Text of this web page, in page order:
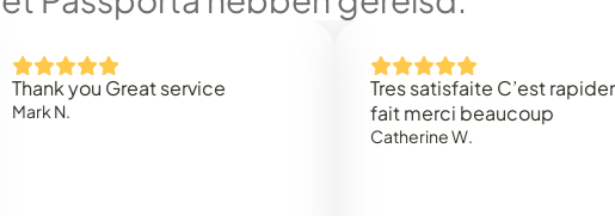
Great service
Tres satisfaite C’est rapidement
fait merci beaucoup
Catherine W.